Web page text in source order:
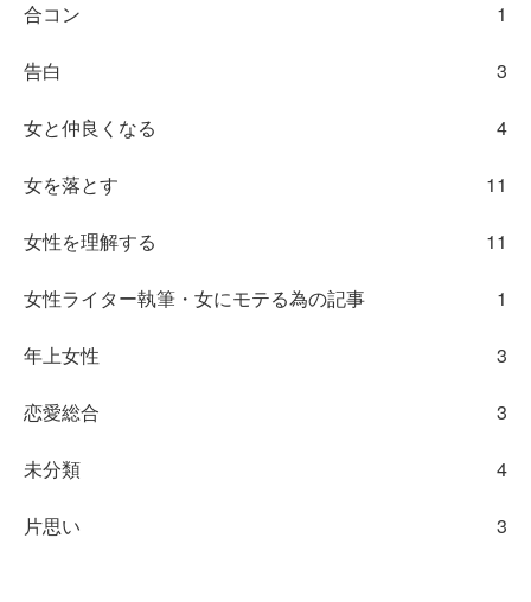
合コン 1
告白 3
女と仲良くなる 4
女を落とす 11
女性を理解する 11
女性ライター執筆・女にモテる為の記事 1
年上女性 3
恋愛総合 3
未分類 4
片思い 3